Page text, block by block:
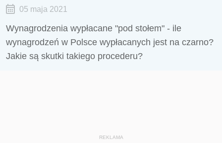
05 maja 2021
Wynagrodzenia wypłacane "pod stołem" - ile
wynagrodzeń w Polsce wypłacanych jest na czarno?
Jakie są skutki takiego procederu?
REKLAMA